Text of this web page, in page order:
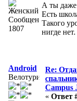
Сообщений:
1807
А ты даже
Есть
Такого
нигде нет.
Android
Велотурист
Re:
Campus
« Ответ